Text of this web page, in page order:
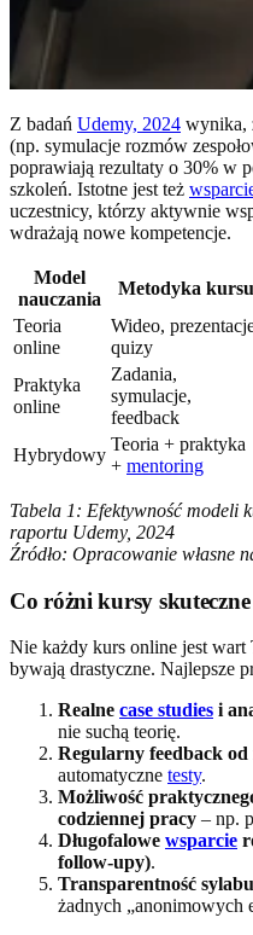
Z badań Udemy, 2024 wynika,
(np. symulacje rozmów
poprawiają rezultaty o 30% w
szkoleń. Istotne jest też
uczestnicy, którzy aktywnie
wdrażają nowe kompetencje.
Model
nauczania
Metodyka kursu
Teoria
online
Wideo,
quizy
Praktyka
online
Zadania,
symulacje,
feedback
Hybrydowy
Teoria + praktyka
+ mentoring
Tabela 1: Efektywność modeli
raportu Udemy, 2024
Źródło: Opracowanie własne
Co różni kursy
Nie każdy kurs online jest
bywają drastyczne. Najlepsze
Realne case studies i
nie suchą teorię.
Regularny feedback od
automatyczne testy.
Możliwość
codziennej pracy – np.
Długofalowe wsparcie
follow-upy).
Transparentność
żadnych „anonimowych